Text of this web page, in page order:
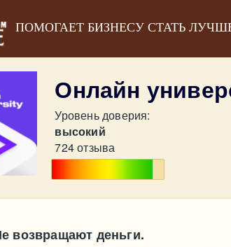
ПОМОГАЕТ БИЗНЕСУ СТАТЬ
Онлайн
Уровень доверия:
высокий
724 отзыва
возвращают деньги.